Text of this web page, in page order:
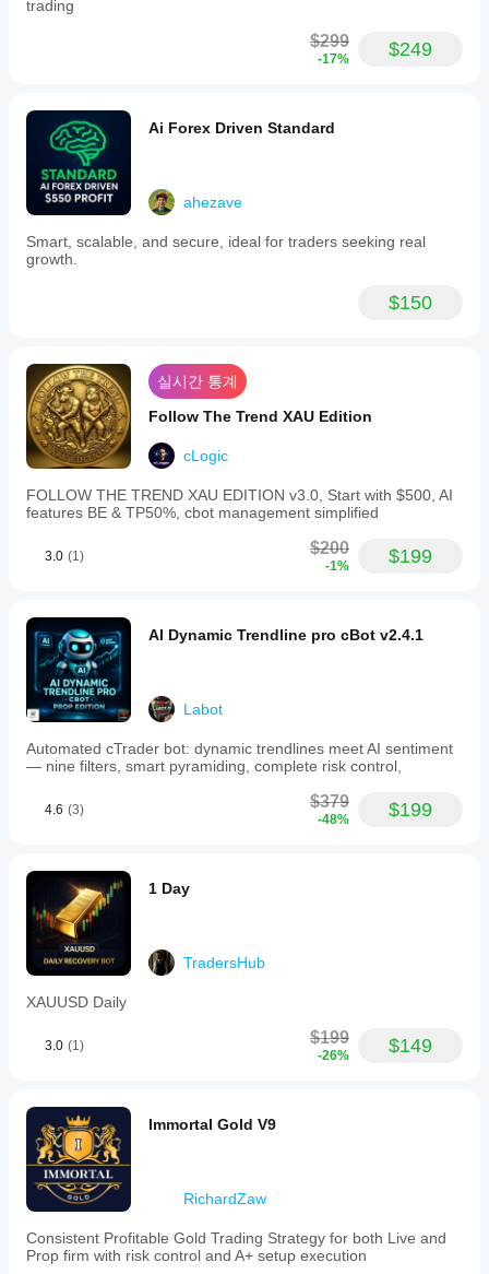
trading
$299
-17% $249
Ai Forex Driven Standard
ahezave
Smart, scalable, and secure, ideal for traders seeking real
growth.
$150
실시간 통계
Follow The Trend XAU Edition
cLogic
FOLLOW THE TREND XAU EDITION v3.0, Start with $500, AI
features BE & TP50%, cbot management simplified
3.0 (1) $200
-1% $199
AI Dynamic Trendline pro cBot v2.4.1
Labot
Automated cTrader bot: dynamic trendlines meet AI sentiment
— nine filters, smart pyramiding, complete risk control,
4.6 (3) $379
-48% $199
1 Day
TradersHub
XAUUSD Daily
3.0 (1) $199
-26% $149
Immortal Gold V9
RichardZaw
Consistent Profitable Gold Trading Strategy for both Live and
Prop firm with risk control and A+ setup execution